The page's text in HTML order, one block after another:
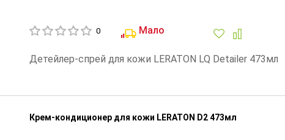
0 Мало
Детейлер-спрей для кожи LERATON LQ Detailer 473мл
Крем-кондиционер для кожи LERATON D2 473мл